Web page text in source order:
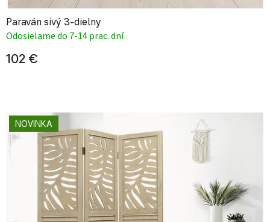
Paraván sivý 3-dielny
Odosielame do 7-14 prac. dní
102 €
NOVINKA